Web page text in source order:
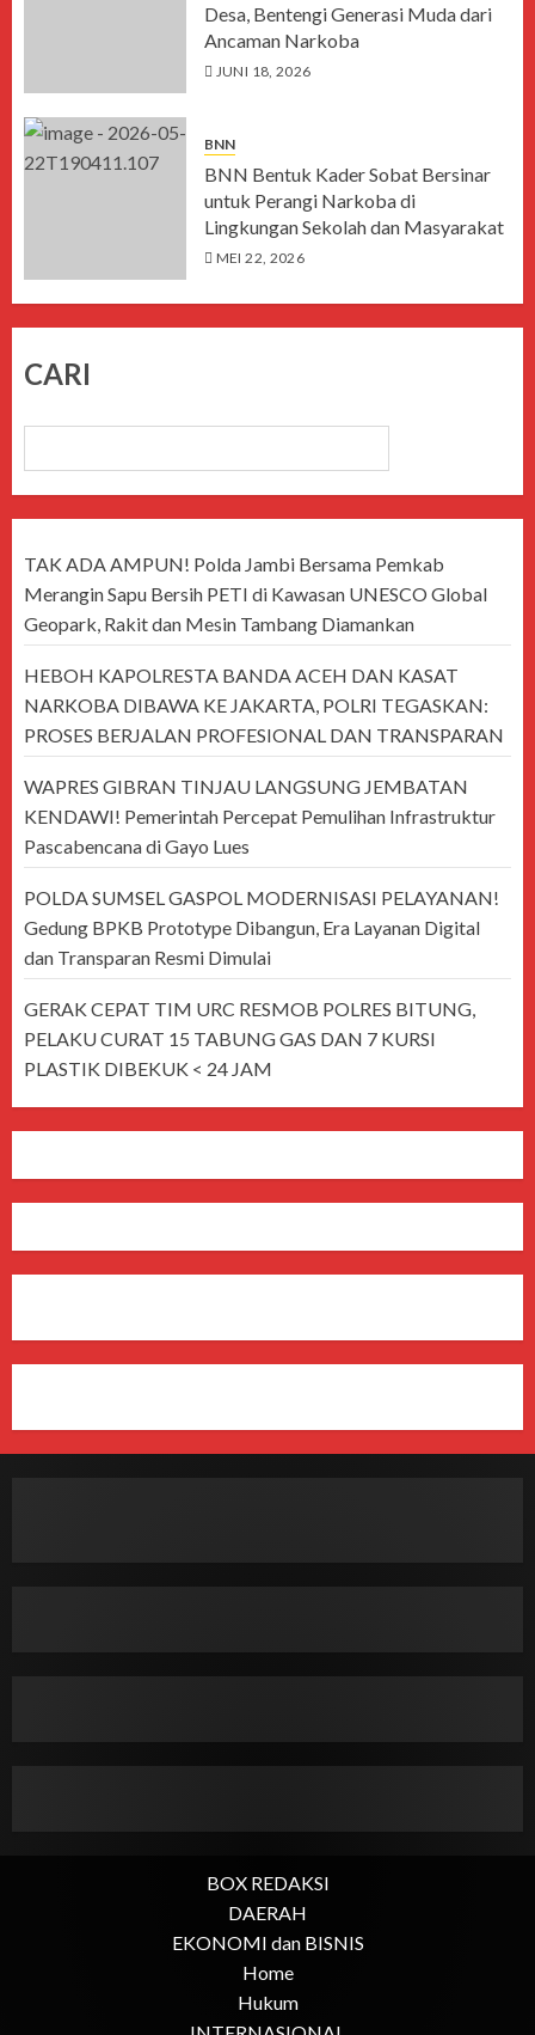
Desa, Bentengi Generasi Muda dari
Ancaman Narkoba
JUNI 18, 2026
BNN
BNN Bentuk Kader Sobat Bersinar
untuk Perangi Narkoba di
Lingkungan Sekolah dan Masyarakat
MEI 22, 2026
CARI
TAK ADA AMPUN! Polda Jambi Bersama Pemkab
Merangin Sapu Bersih PETI di Kawasan UNESCO Global
Geopark, Rakit dan Mesin Tambang Diamankan
HEBOH KAPOLRESTA BANDA ACEH DAN KASAT
NARKOBA DIBAWA KE JAKARTA, POLRI TEGASKAN:
PROSES BERJALAN PROFESIONAL DAN TRANSPARAN
WAPRES GIBRAN TINJAU LANGSUNG JEMBATAN
KENDAWI! Pemerintah Percepat Pemulihan Infrastruktur
Pascabencana di Gayo Lues
POLDA SUMSEL GASPOL MODERNISASI PELAYANAN!
Gedung BPKB Prototype Dibangun, Era Layanan Digital
dan Transparan Resmi Dimulai
GERAK CEPAT TIM URC RESMOB POLRES BITUNG,
PELAKU CURAT 15 TABUNG GAS DAN 7 KURSI
PLASTIK DIBEKUK < 24 JAM
BOX REDAKSI
DAERAH
EKONOMI dan BISNIS
Home
Hukum